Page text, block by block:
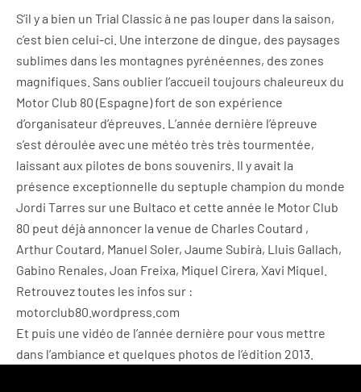
S’il y a bien un Trial Classic à ne pas louper dans la saison,
c’est bien celui-ci. Une interzone de dingue, des paysages
sublimes dans les montagnes pyrénéennes, des zones
magnifiques. Sans oublier l’accueil toujours chaleureux du
Motor Club 80 (Espagne) fort de son expérience
d’organisateur d’épreuves. L’année dernière l’épreuve
s’est déroulée avec une météo très très tourmentée,
laissant aux pilotes de bons souvenirs. Il y avait la
présence exceptionnelle du septuple champion du monde
Jordi Tarres sur une Bultaco et cette année le Motor Club
80 peut déjà annoncer la venue de Charles Coutard ,
Arthur Coutard, Manuel Soler, Jaume Subirà, Lluis Gallach,
Gabino Renales, Joan Freixa, Miquel Cirera, Xavi Miquel.
Retrouvez toutes les infos sur :
motorclub80.wordpress.com
Et puis une vidéo de l’année dernière pour vous mettre
dans l’ambiance et quelques photos de l’édition 2013.